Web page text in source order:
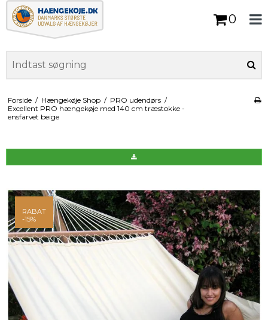
0
Forside / Hængekøje Shop / PRO udendørs /
Excellent PRO hængekøje med 140 cm træstokke -
ensfarvet beige
RABAT
-15%